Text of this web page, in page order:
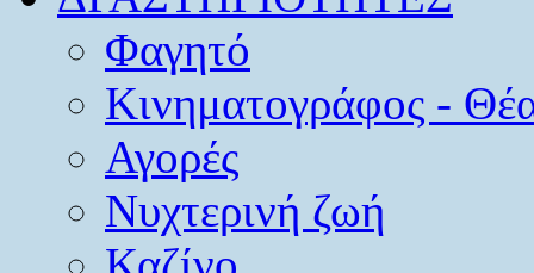
Φαγητό
Κινηματογράφος -
Αγορές
Νυχτερινή ζωή